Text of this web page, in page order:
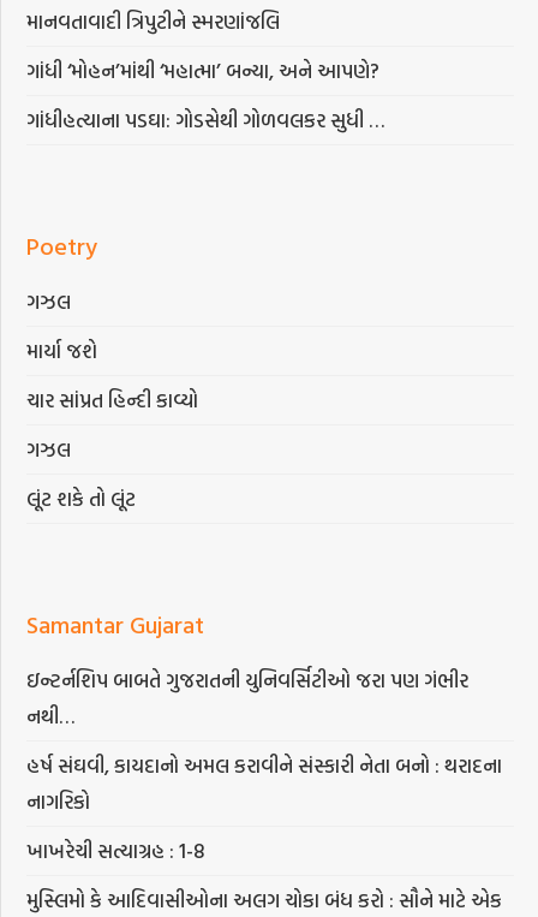
માનવતાવાદી ત્રિપુટીને સ્મરણાંજલિ
ગાંધી ‘મોહન’માંથી ‘મહાત્મા’ બન્યા, અને આપણે?
ગાંધીહત્યાના પડઘા: ગોડસેથી ગોળવલકર સુધી …
Poetry
ગઝલ
માર્યા જશે
ચાર સાંપ્રત હિન્દી કાવ્યો
ગઝલ
લૂંટ શકે તો લૂંટ
Samantar Gujarat
ઇન્ટર્નશિપ બાબતે ગુજરાતની યુનિવર્સિટીઓ જરા પણ ગંભીર
નથી…
હર્ષ સંઘવી, કાયદાનો અમલ કરાવીને સંસ્કારી નેતા બનો : થરાદના
નાગરિકો
ખાખરેચી સત્યાગ્રહ : 1-8
મુસ્લિમો કે આદિવાસીઓના અલગ ચોકા બંધ કરો : સૌને માટે એક